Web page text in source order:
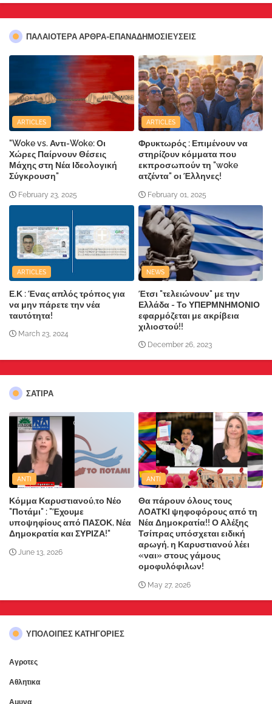
ΠΑΛΑΙΟΤΕΡΑ ΑΡΘΡΑ-ΕΠΑΝΑΔΗΜΟΣΙΕΥΣΕΙΣ
ARTICLES
"Woke vs. Αντι-Woke: Οι
Χώρες Παίρνουν Θέσεις
Μάχης στη Νέα Ιδεολογική
Σύγκρουση"
February 23, 2025
ARTICLES
Φρυκτωρός : Επιμένουν να
στηρίζουν κόμματα που
εκπροσωπούν τη "woke
ατζέντα" οι Έλληνες!
February 01, 2025
ARTICLES
Ε.Κ : Ένας απλός τρόπος για
να μην πάρετε την νέα
ταυτότητα!
March 23, 2024
NEWS
Έτσι "τελειώνουν" με την
Ελλάδα - Το ΥΠΕΡΜΝΗΜΟΝΙΟ
εφαρμόζεται με ακρίβεια
χιλιοστού!!
December 26, 2023
ΣΑΤΙΡΑ
ANTI
Κόμμα Καρυστιανού,το Νέο
"Ποτάμι" : "Έχουμε
υποψηφίους από ΠΑΣΟΚ, Νέα
Δημοκρατία και ΣΥΡΙΖΑ!"
June 13, 2026
ANTI
Θα πάρουν όλους τους
ΛΟΑΤΚΙ ψηφοφόρους από τη
Νέα Δημοκρατία!! Ο Αλέξης
Τσίπρας υπόσχεται ειδική
αρωγή, η Καρυστιανού λέει
«ναι» στους γάμους
ομοφυλόφιλων!
May 27, 2026
ΥΠΌΛΟΙΠΕΣ ΚΑΤΗΓΟΡΊΕΣ
Αγροτες
Αθλητικα
Αμυνα